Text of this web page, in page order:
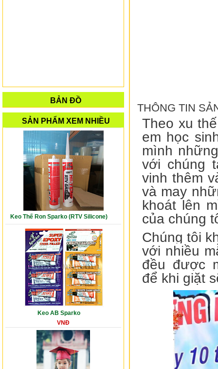
BẢN ĐỒ
SẢN PHẨM XEM NHIỀU
Keo Thế Ron Sparko (RTV Silicone)
Keo AB Sparko
VNĐ
THÔNG TIN
Theo xu
em học
mình
với chúng
vinh thêm
và may
khoát lên
của chúng
Chúng tôi
với nhiều
đều được
để khi giặt